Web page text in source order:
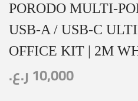
PORODO MULTI-
USB-A / USB-C
OFFICE KIT | 2M
10,000 ر.ع.